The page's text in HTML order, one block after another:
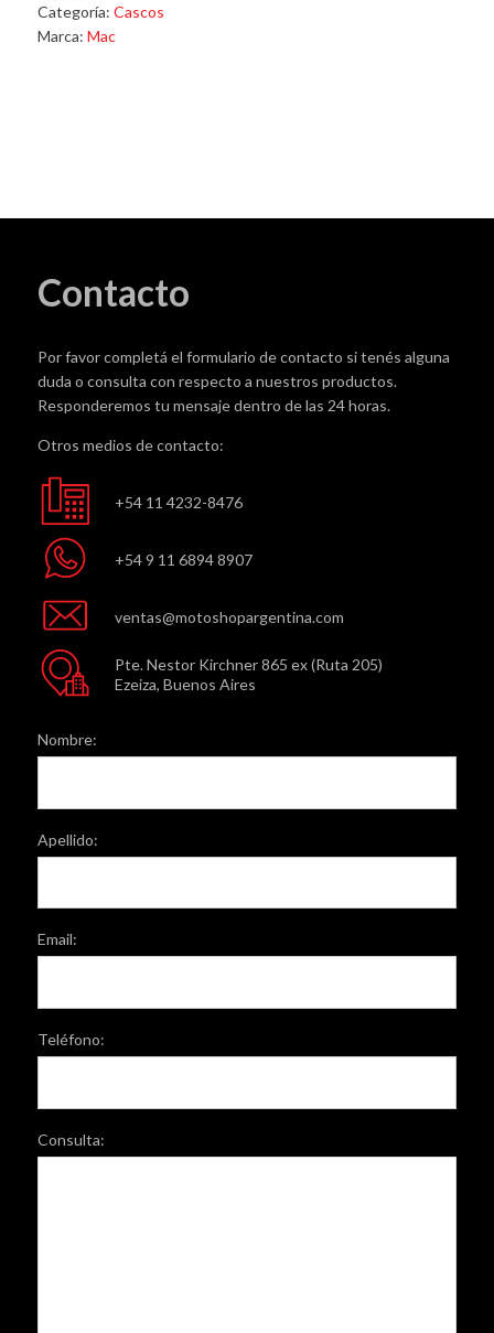
Rosa
cantidad
Categoría: Cascos
Marca: Mac
Contacto
Por favor completá el formulario de contacto si tenés alguna
duda o consulta con respecto a nuestros productos.
Responderemos tu mensaje dentro de las 24 horas.
Otros medios de contacto:
+54 11 4232-8476
+54 9 11 6894 8907
ventas@motoshopargentina.com
Pte. Nestor Kirchner 865 ex (Ruta 205)
Ezeiza, Buenos Aires
Nombre:
Apellido:
Email:
Teléfono:
Consulta: